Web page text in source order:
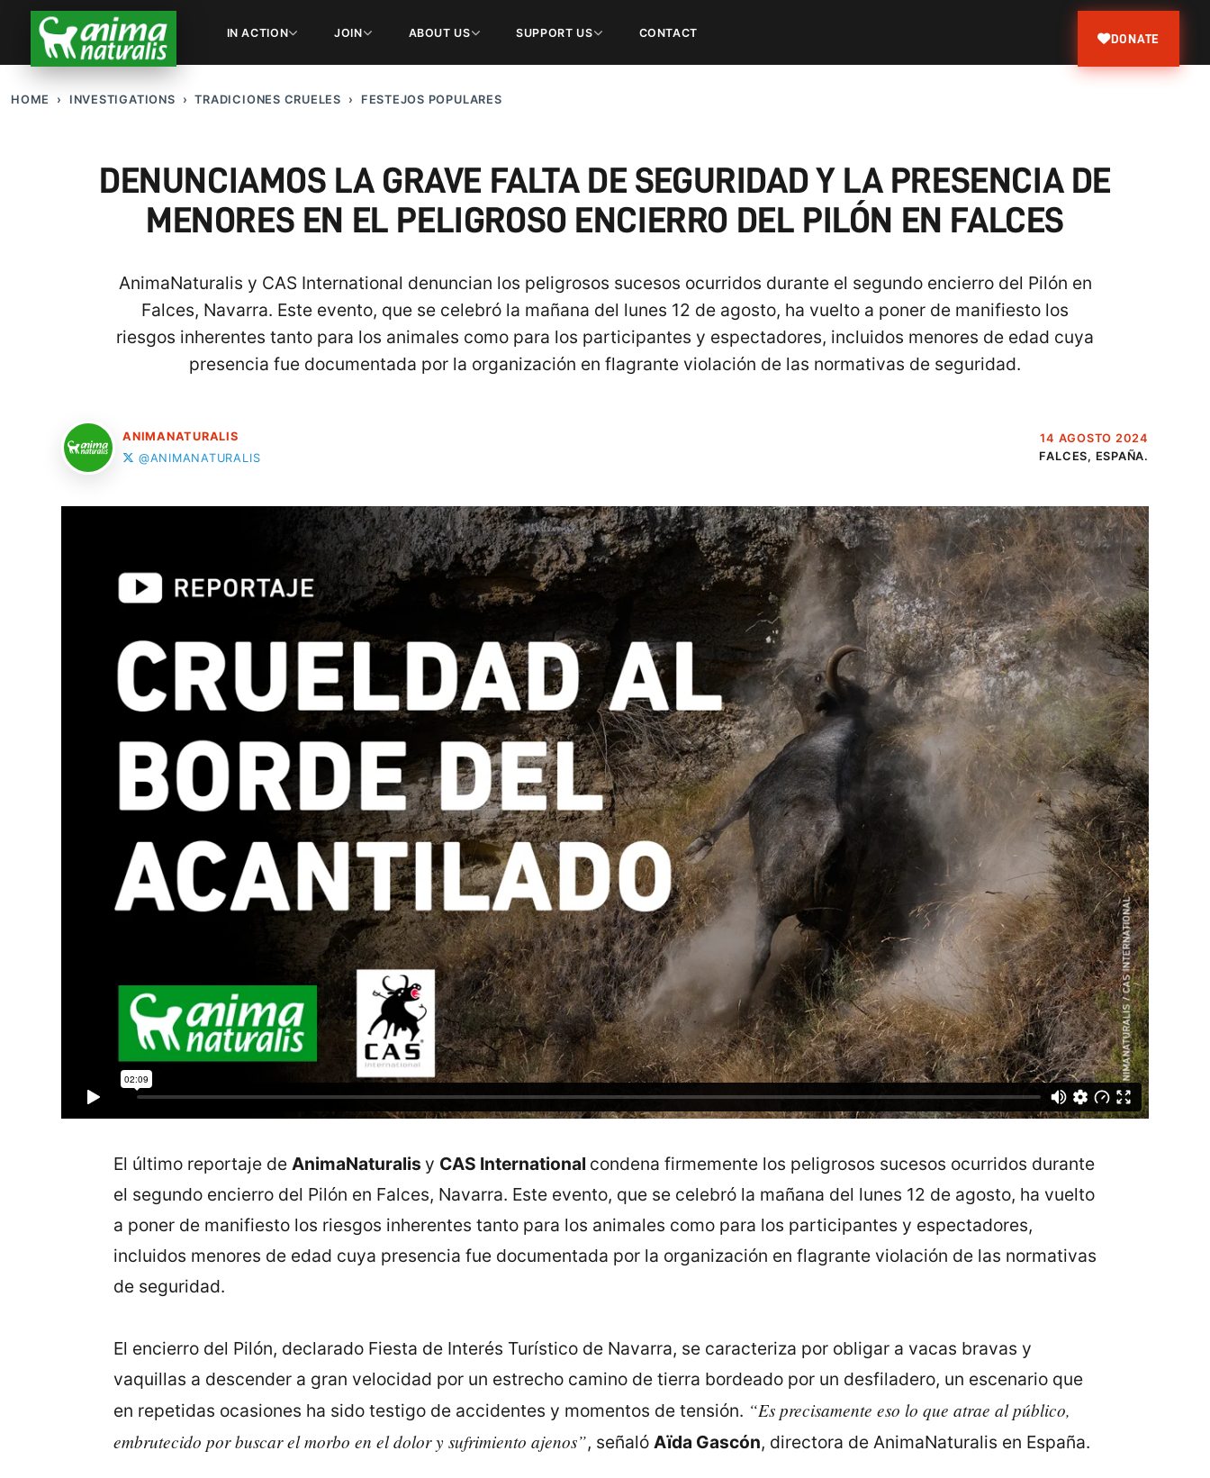
IN ACTION JOIN ABOUT US SUPPORT US CONTACT DONATE
HOME INVESTIGATIONS TRADICIONES CRUELES FESTEJOS POPULARES
DENUNCIAMOS LA GRAVE FALTA DE SEGURIDAD Y LA PRESENCIA DE
MENORES EN EL PELIGROSO ENCIERRO DEL PILÓN EN FALCES
AnimaNaturalis y CAS International denuncian los peligrosos sucesos ocurridos durante el segundo encierro del Pilón en
Falces, Navarra. Este evento, que se celebró la mañana del lunes 12 de agosto, ha vuelto a poner de manifiesto los
riesgos inherentes tanto para los animales como para los participantes y espectadores, incluidos menores de edad cuya
presencia fue documentada por la organización en flagrante violación de las normativas de seguridad.
ANIMANATURALIS
@ANIMANATURALIS
14 AGOSTO 2024
FALCES, ESPAÑA.
El último reportaje de AnimaNaturalis y CAS International condena firmemente los peligrosos sucesos ocurridos durante
el segundo encierro del Pilón en Falces, Navarra. Este evento, que se celebró la mañana del lunes 12 de agosto, ha vuelto
a poner de manifiesto los riesgos inherentes tanto para los animales como para los participantes y espectadores,
incluidos menores de edad cuya presencia fue documentada por la organización en flagrante violación de las normativas
de seguridad.
El encierro del Pilón, declarado Fiesta de Interés Turístico de Navarra, se caracteriza por obligar a vacas bravas y
vaquillas a descender a gran velocidad por un estrecho camino de tierra bordeado por un desfiladero, un escenario que
en repetidas ocasiones ha sido testigo de accidentes y momentos de tensión. “Es precisamente eso lo que atrae al público,
embrutecido por buscar el morbo en el dolor y sufrimiento ajenos”, señaló Aïda Gascón, directora de AnimaNaturalis en España.